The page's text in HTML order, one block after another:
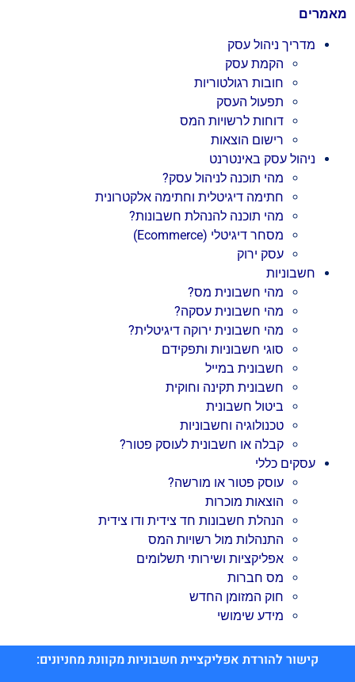
מאמרים
מדריך ניהול עסק
הקמת עסק
חובות רגולטוריות
תפעול העסק
דוחות לרשויות המס
רישום הוצאות
ניהול עסק באינטרנט
מהי תוכנה לניהול עסק?
חתימה דיגיטלית וחתימה אלקטרונית
מהי תוכנה להנהלת חשבונות?
מסחר דיגיטלי (Ecommerce)
עסק ירוק
חשבוניות
מהי חשבונית מס?
מהי חשבונית עסקה?
מהי חשבונית ירוקה דיגיטלית?
סוגי חשבוניות ותפקידם
חשבונית במייל
חשבונית תקינה וחוקית
ביטול חשבונית
טכנולוגיה וחשבוניות
קבלה או חשבונית לעוסק פטור?
עסקים כללי
עוסק פטור או מורשה?
הוצאות מוכרות
הנהלת חשבונות חד צידית ודו צידית
התנהלות מול רשויות המס
אפליקציות ושירותי תשלומים
מס חברות
חוק המזומן החדש
מידע שימושי
קישור להורדת אפליקציית חשבוניות מקוונת מחניונים: